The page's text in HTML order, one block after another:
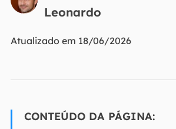
Leonardo
Atualizado em 18/06/2026
CONTEÚDO DA PÁGINA: